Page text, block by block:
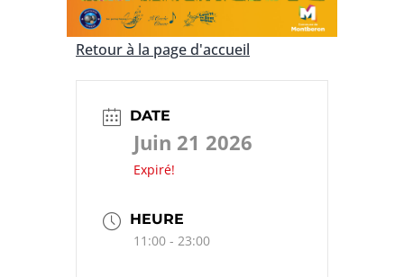
Retour à la page d'accueil
DATE
Juin 21 2026
Expiré!
HEURE
11:00 - 23:00